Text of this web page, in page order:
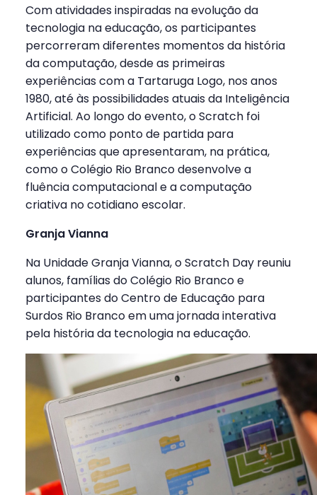
Com atividades inspiradas na evolução da
tecnologia na educação, os participantes
percorreram diferentes momentos da história
da computação, desde as primeiras
experiências com a Tartaruga Logo, nos anos
1980, até às possibilidades atuais da Inteligência
Artificial. Ao longo do evento, o Scratch foi
utilizado como ponto de partida para
experiências que apresentaram, na prática,
como o Colégio Rio Branco desenvolve a
fluência computacional e a computação
criativa no cotidiano escolar.
Granja Vianna
Na Unidade Granja Vianna, o Scratch Day reuniu
alunos, famílias do Colégio Rio Branco e
participantes do Centro de Educação para
Surdos Rio Branco em uma jornada interativa
pela história da tecnologia na educação.